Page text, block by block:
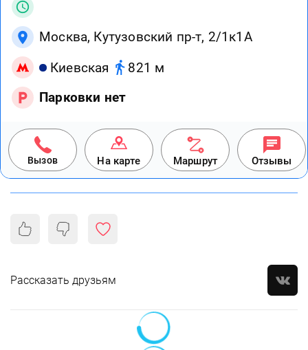
Москва, Кутузовский пр-т, 2/1к1А
Киевская
821 м
Парковки нет
Вызов На карте Маршрут Отзывы
Рассказать друзьям